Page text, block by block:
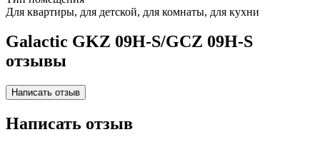
Для квартиры, для детской, для комнаты, для кухни
Galactic GKZ 09H-S/GCZ 09H-S
отзывы
Написать отзыв